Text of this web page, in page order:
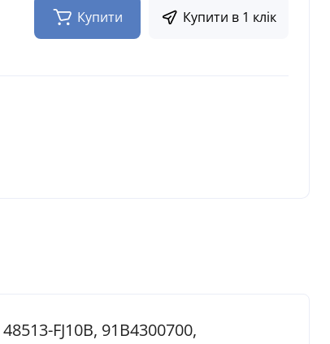
Купити Купити в 1 клік
FJ10B, 91B4300700,